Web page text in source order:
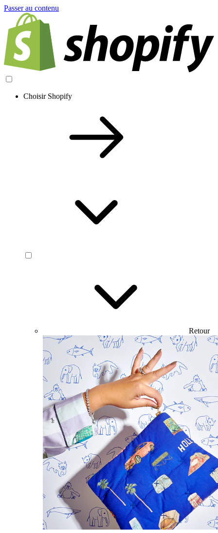
Passer au contenu
Choisir Shopify
Retour